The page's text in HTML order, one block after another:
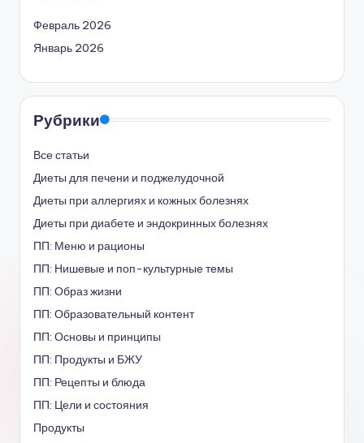
Февраль 2026
Январь 2026
Рубрики
Все статьи
Диеты для печени и поджелудочной
Диеты при аллергиях и кожных болезнях
Диеты при диабете и эндокринных болезнях
ПП: Меню и рационы
ПП: Нишевые и поп-культурные темы
ПП: Образ жизни
ПП: Образовательный контент
ПП: Основы и принципы
ПП: Продукты и БЖУ
ПП: Рецепты и блюда
ПП: Цели и состояния
Продукты